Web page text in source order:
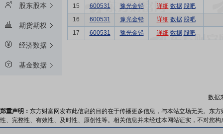
股东股本
期货期权
经济数据
基金数据
15
600531 豫光金铅 详细 数据 股吧
16
600531 豫光金铅 详细 数据 股吧
17
600531 豫光金铅 详细 数据 股吧
数据
郑重声明： 东方财富网发布此信息的目的在于传播更多信息，与本站立场无关。东
性、完整性、有效性、及时性、原创性等。相关信息并未经过本网站证实，不对您